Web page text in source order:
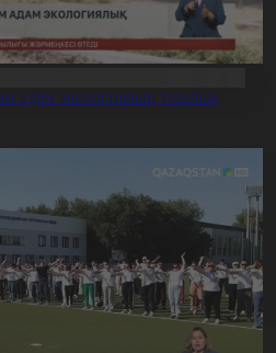
адам экологиялық тазалық